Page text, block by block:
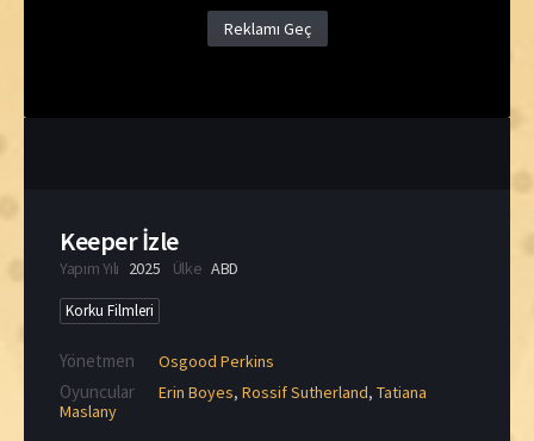
Reklamı Geç
Keeper İzle
Yapım Yılı 2025 Ülke ABD
Korku Filmleri
Yönetmen Osgood Perkins
Oyuncular Erin Boyes, Rossif Sutherland, Tatiana
Maslany